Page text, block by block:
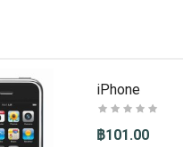
iPhone
฿101.00